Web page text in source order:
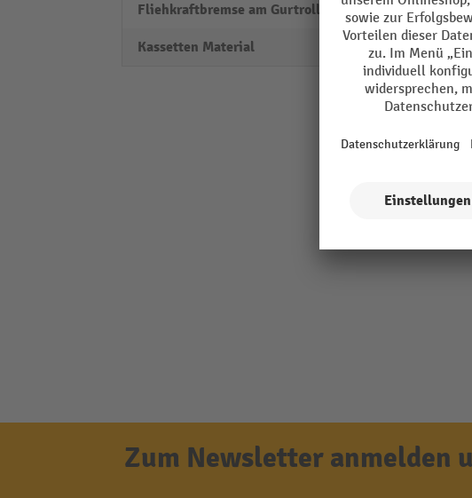
Fliehkraftbremse am Gurtroller ja
Kassetten Material Kunststoff
Zum Newsletter anmelden